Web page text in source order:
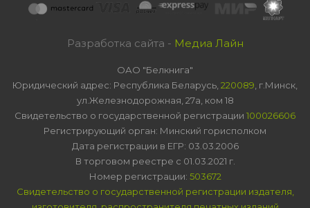
Разработка сайта - Медиа Лайн
ОАО "Белкнига"
Юридический адрес: Республика Беларусь, 220089 , г.Минск,
ул.Железнодорожная, 27а, ком 18
Свидетельство о государственной регистрации 100026606
Регистрирующий орган: Минский горисполком
Дата регистрации в ЕГР: 03.03.2006
В торговом реестре с 01.03.2021 г.
Номер регистрации: 503672
Свидетельство о государственной регистрации издателя,